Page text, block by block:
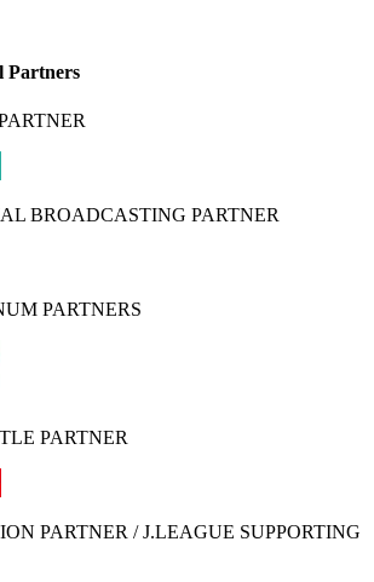
Partners
BROADCASTING PARTNER
PARTNERS
PARTNER
PARTNER / J.LEAGUE SUPPORTING